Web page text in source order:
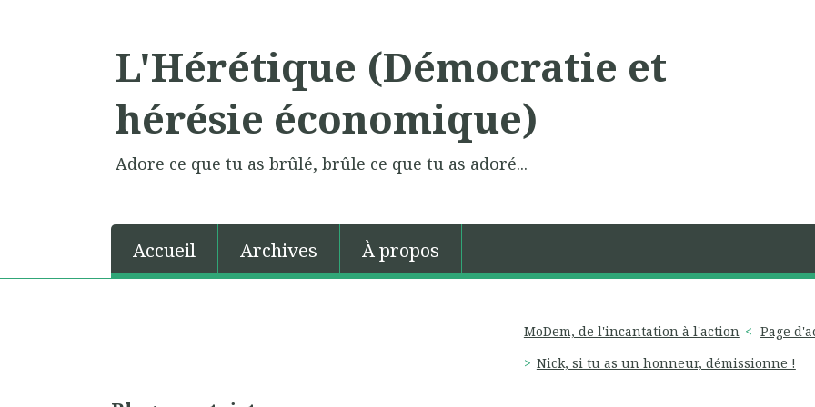
L'Hérétique (Démocratie et
hérésie économique)
Adore ce que tu as brûlé, brûle ce que tu as adoré...
Accueil Archives À propos
MoDem, de l'incantation à l'action
Page
Nick, si tu as un honneur, démissionne !